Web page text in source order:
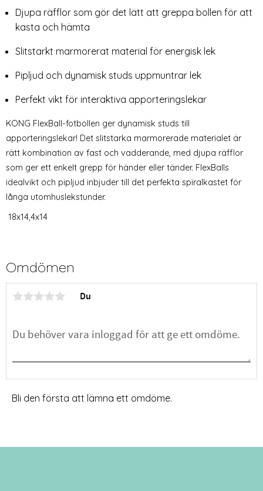
Djupa räfflor som gör det lätt att greppa bollen för att
kasta och hämta
Slitstarkt marmorerat material för energisk lek
Pipljud och dynamisk studs uppmuntrar lek
Perfekt vikt för interaktiva apporteringslekar
KONG FlexBall-fotbollen ger dynamisk studs till
apporteringslekar! Det slitstarka marmorerade materialet är
rätt kombination av fast och vadderande, med djupa räfflor
som ger ett enkelt grepp för händer eller tänder. FlexBalls
idealvikt och pipljud inbjuder till det perfekta spiralkastet för
långa utomhuslekstunder.
18x14,4x14
Omdömen
Du
Bli den första att lämna ett omdöme.